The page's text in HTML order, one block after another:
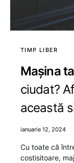
TIMP LIBER
Mașina
ciudat?
această
ianuarie 12, 2024
Cu toate că
costisitoare,